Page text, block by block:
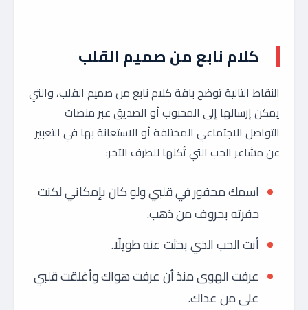
كلام نابع من صميم القلب
النقاط التالية توضح باقة كلام نابع من صميم القلب، والتي
يمكن إرسالها إلى المحبوب أو الصديق عبر منصات
التواصل الاجتماعي المختلفة أو الاستعانة بها في التعبير
عن مشاعر الحب التي تُكنها للطرف الآخر:
اسمك محفور في قلبي ولو كان بإمكاني لكنت
حفرته بحروف من ذهب.
أنت الحب الذي بحثت عنه طويلًا.
عرفت الهوى منذ أن عرفت هواك وأغلقت قلبي
على من عداك.